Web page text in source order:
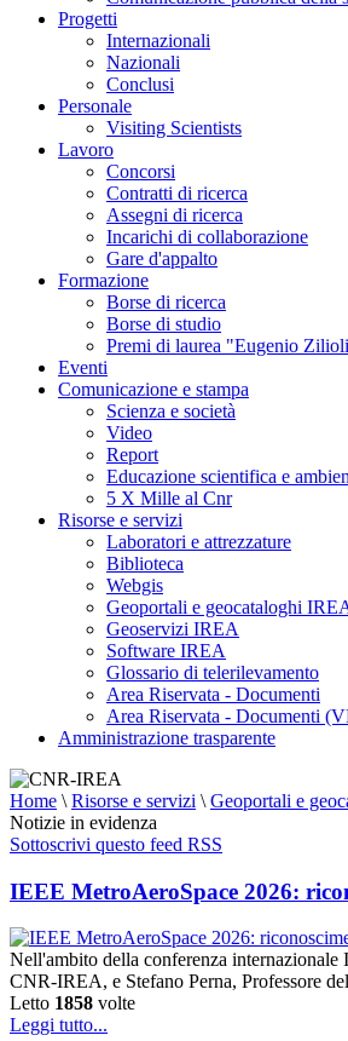
Progetti
Internazionali
Nazionali
Conclusi
Personale
Visiting Scientists
Lavoro
Concorsi
Contratti di ricerca
Assegni di ricerca
Incarichi di collaborazione
Gare d'appalto
Formazione
Borse di ricerca
Borse di studio
Premi di laurea "Eugenio
Eventi
Comunicazione e stampa
Scienza e società
Video
Report
Educazione scientifica e
5 X Mille al Cnr
Risorse e servizi
Laboratori e attrezzature
Biblioteca
Webgis
Geoportali e geocataloghi
Geoservizi IREA
Software IREA
Glossario di telerilevamento
Area Riservata - Documenti
Area Riservata - Documenti
Amministrazione trasparente
Home \ Risorse e servizi \ Geoportali e
Notizie in evidenza
Sottoscrivi questo feed RSS
IEEE MetroAeroSpace 2026:
Nell'ambito della conferenza
CNR-IREA, e Stefano Perna, Professore
Letto 1858 volte
Leggi tutto...